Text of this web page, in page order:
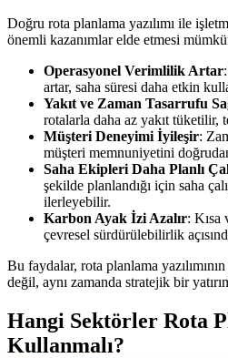
Doğru rota planlama yazılımı ile
önemli kazanımlar elde etmesi
Operasyonel Verimlilik Artar
artar, saha süresi daha etkin
Yakıt ve Zaman Tasarrufu
rotalarla daha az yakıt tüketilir,
Müşteri Deneyimi İyileşir:
müşteri memnuniyetini
Saha Ekipleri Daha Planlı
şekilde planlandığı için saha
ilerleyebilir.
Karbon Ayak İzi Azalır: Kısa
çevresel sürdürülebilirlik
Bu faydalar, rota planlama
değil, aynı zamanda stratejik bir
Hangi Sektörler Rota
Kullanmalı?